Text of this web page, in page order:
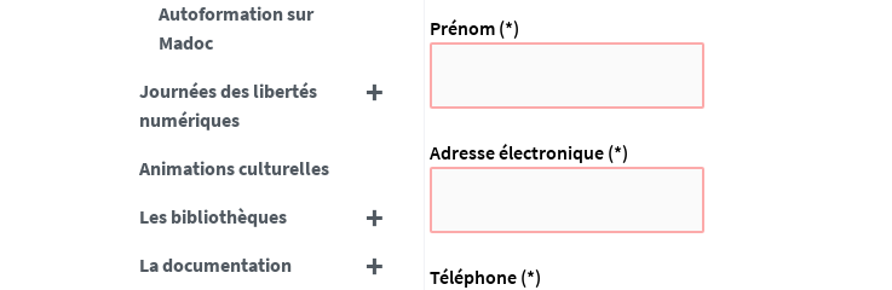
Autoformation sur
Madoc
Journées des libertés
numériques
Animations culturelles
Les bibliothèques
La documentation
Prénom (*)
Adresse électronique (*)
Téléphone (*)